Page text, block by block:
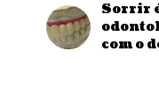
Sorrir
com o